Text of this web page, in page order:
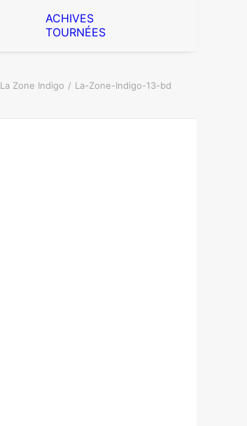
ACHIVES
TOURNÉES
La Zone Indigo La-Zone-Indigo-13-bd